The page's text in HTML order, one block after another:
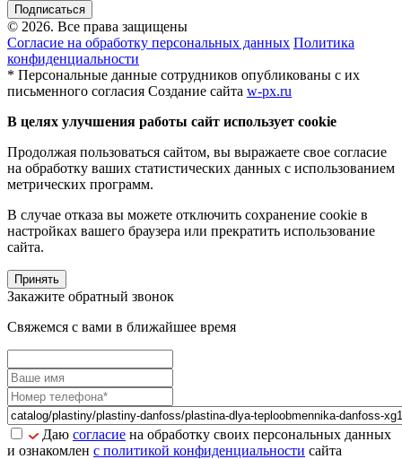
Подписаться
© 2026. Все права защищены
Согласие на обработку персональных данных Политика
конфиденциальности
* Персональные данные сотрудников опубликованы с их
письменного согласия Создание сайта w-px.ru
В целях улучшения работы сайт использует cookie
Продолжая пользоваться сайтом, вы выражаете свое согласие
на обработку ваших статистических данных с использованием
метрических программ.
В случае отказа вы можете отключить сохранение cookie в
настройках вашего браузера или прекратить использование
сайта.
Принять
Закажите обратный звонок
Свяжемся с вами в ближайшее время
Даю согласие на обработку своих персональных данных
и ознакомлен с политикой конфиденциальности сайта